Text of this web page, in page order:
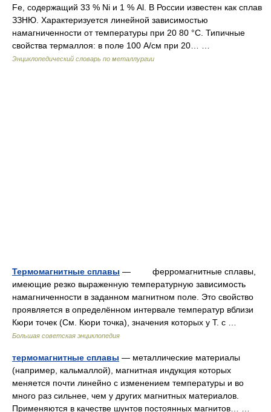
Fe, содержащий 33 % Ni и 1 % Al. В России известен как сплав
ЗЗНЮ. Характеризуется линейной зависимостью
намагниченности от температуры при 20 80 °С. Типичные
свойства термаллоя: в поле 100 А/см при 20… …
Энциклопедический словарь по металлургии
Термомагнитные сплавы — ферромагнитные сплавы,
имеющие резко выраженную температурную зависимость
намагниченности в заданном магнитном поле. Это свойство
проявляется в определённом интервале температур вблизи
Кюри точек (См. Кюри точка), значения которых у Т. с …
Большая советская энциклопедия
термомагнитные сплавы — металлические материалы
(например, кальмаллой), магнитная индукция которых
меняется почти линейно с изменением температуры и во
много раз сильнее, чем у других магнитных материалов.
Применяются в качестве шунтов постоянных магнитов… …